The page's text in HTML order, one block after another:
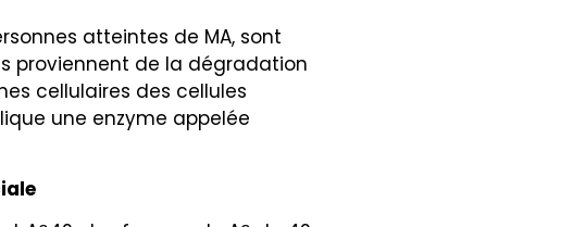
atteintes de MA, sont
proviennent de la dégradation
cellulaires des cellules
une enzyme appelée